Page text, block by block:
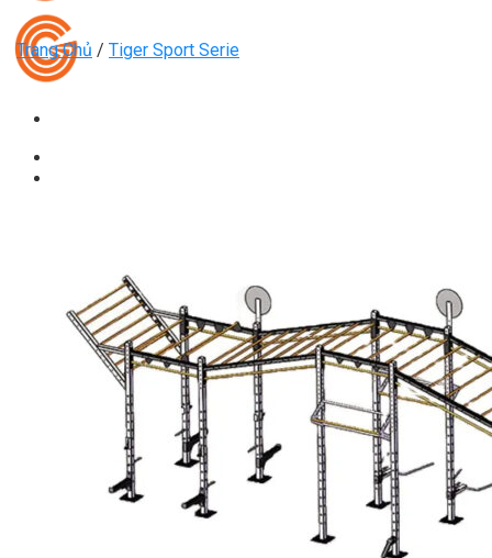
Xe Đạp Tập Thể Dục
Xe đạp ngồi có tựa lưng
Máy Trượt Tuyết
Máy Chèo Thuyền
Máy Leo Cầu Thang
Máy Rung Bụng
Máy tập phục hồi chức năng
Thiết Bị Phòng Gym chuyên dụng
Máy Khối Tập Với Cáp
Máy khối đa năng
Robot
Trang Chủ / Tiger Sport Serie